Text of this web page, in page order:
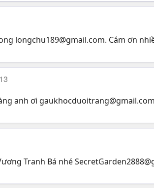
longchu189@gmail.com. Cám ơn
anh ơi gaukhocduoitrang@gmail.com
Tranh Bá nhé